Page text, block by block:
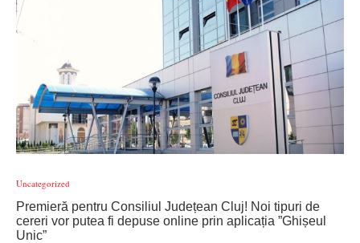
Uncategorized
Premieră pentru Consiliul Județean Cluj! Noi tipuri de
cereri vor putea fi depuse online prin aplicația ”Ghișeul
Unic”